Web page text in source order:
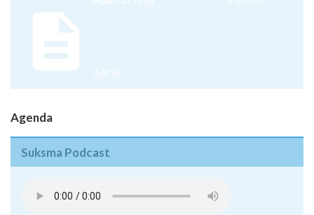
Halaman Web Pamflet
Juknis
Agenda
Suksma Podcast